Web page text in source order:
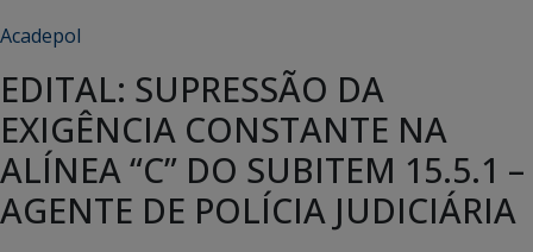
Acadepol
EDITAL: SUPRESSÃO DA
EXIGÊNCIA CONSTANTE NA
ALÍNEA “C” DO SUBITEM 15.5.1 –
AGENTE DE POLÍCIA JUDICIÁRIA